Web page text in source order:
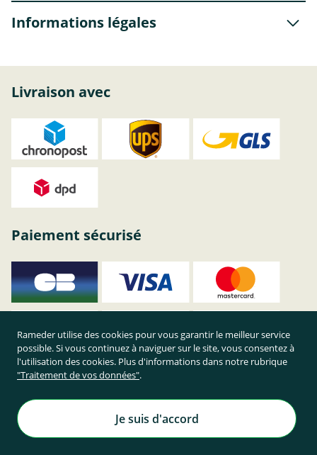
Informations légales
Livraison avec
Paiement sécurisé
Achetez en toute sécurité sur Rameder !
Rameder utilise des cookies pour vous garantir le meilleur service
possible. Si vous continuez à naviguer sur le site, vous consentez à
l'utilisation des cookies. Plus d'informations dans notre rubrique
"Traitement de vos données".
Je suis d'accord